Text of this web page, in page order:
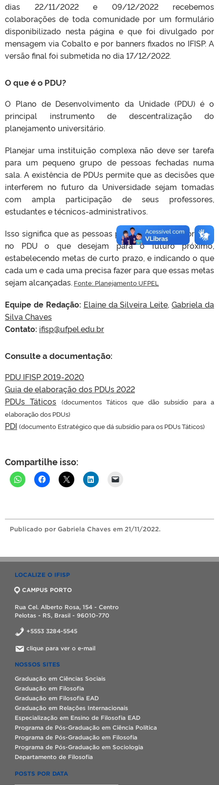
dias 22/11/2022 e 09/12/2022 recebemos
colaborações de toda comunidade por um formulário
disponibilizado nesta página e que foi divulgado por
mensagem via Cobalto e por banners fixados no IFISP. A
versão final foi submetida no dia 17/12/2022.
O que é o PDU?
O Plano de Desenvolvimento da Unidade (PDU) é o
principal instrumento de descentralização do
planejamento universitário.
Planejar uma instituição complexa não deve ser tarefa
para um pequeno grupo de pessoas fechadas numa
sala. A existência de PDUs permite que as decisões que
interferem no futuro da Universidade sejam tomadas
com ampla participação de seus professores,
estudantes e técnicos-administrativos.
Isso significa que as pessoas podem e devem expressar
no PDU o que desejam para o futuro próximo,
estabelecendo metas de curto prazo, e indicando o que
cada um e cada uma precisa fazer para que essas metas
sejam alcançadas. Fonte: Planejamento UFPEL
Equipe de Redação: Elaine da Silveira Leite,Gabriela da
Silva Chaves
Contato: ifisp@ufpel.edu.br
Consulte a documentação:
PDU IFISP 2019-2020
Guia de elaboração dos PDUs 2022
PDUs Táticos
(documentos Táticos que dão subsídio para a
elaboração dos PDUs)
PDI (documento Estratégico que dá subsídio para os PDUs Táticos)
Compartilhe isso:
Publicado por Gabriela Chaves em 21/11/2022.
LOCALIZE O IFISP
CAMPUS PORTO
Rua Cel. Alberto Rosa, 154 - Centro
Pelotas - RS, Brasil - 96010-770
+5553 3284-5545
clique para ver o e-mail
NOSSOS SITES
Graduação em Ciências Sociais
Graduação em Filosofia
Graduação em Filosofia EAD
Graduação em Relações Internacionais
Especialização em Ensino de Filosofia EAD
Programa de Pós-Graduação em Ciência Política
Programa de Pós-Graduação em Filosofia
Programa de Pós-Graduação em Sociologia
Departamento de Filosofia
POSTS POR DATA